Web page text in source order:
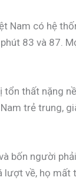
Nam có hệ
83 và 87.
thất nặng
trẻ trung,
người
về, họ